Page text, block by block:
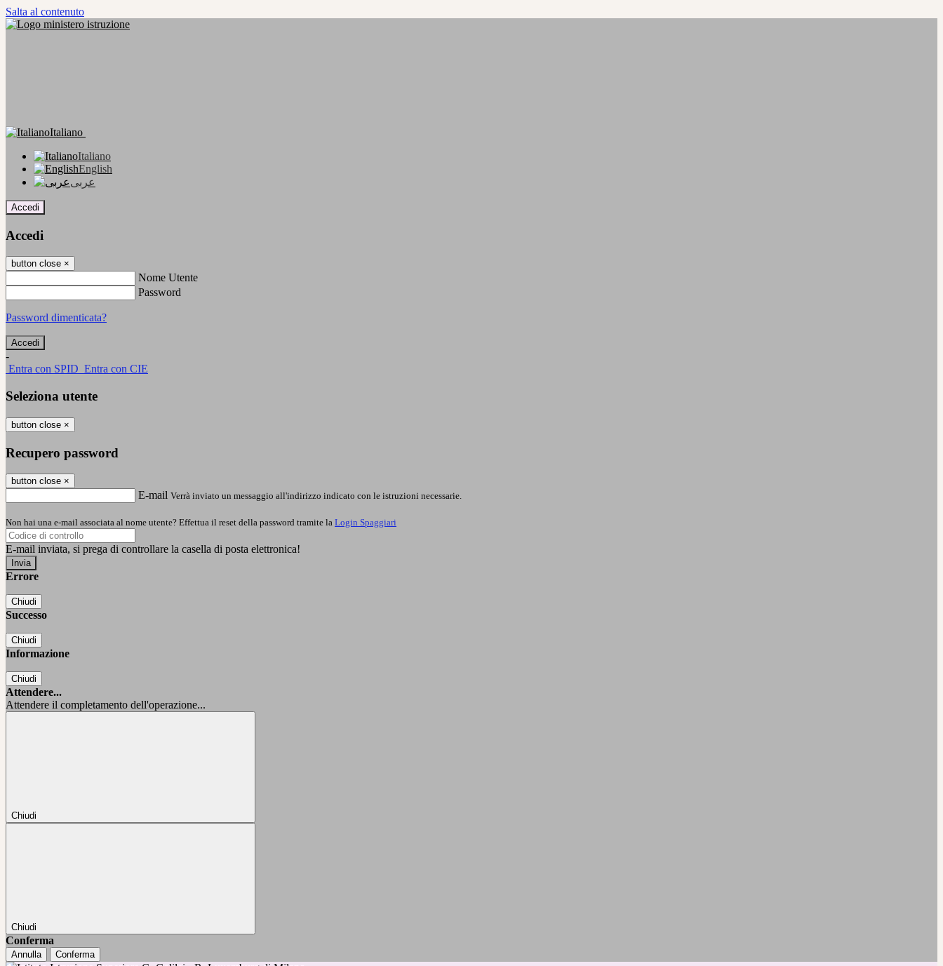
Salta al contenuto
Italiano
Italiano
English
عربى
Accedi
Accedi
button close ×
Nome Utente
Password
Password dimenticata?
-
Entra con SPID Entra con CIE
Seleziona utente
button close ×
Recupero password
button close ×
E-mail Verrà inviato un messaggio all'indirizzo indicato con le istruzioni necessarie.
Non hai una e-mail associata al nome utente? Effettua il reset della password tramite la Login Spaggiari
E-mail inviata, si prega di controllare la casella di posta elettronica!
Errore
Chiudi
Successo
Chiudi
Informazione
Chiudi
Attendere...
Attendere il completamento dell'operazione...
Chiudi
Chiudi
Conferma
Annulla Conferma